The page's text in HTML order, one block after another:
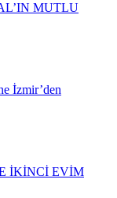
MUTLU
İzmir’den
İKİNCİ EVİM